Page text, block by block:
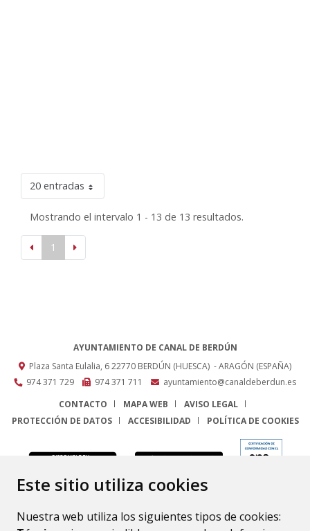
Este sitio utiliza cookies
Nuestra web utiliza los siguientes tipos de cookies:
20 entradas
Mostrando el intervalo 1 - 13 de 13 resultados.
1
AYUNTAMIENTO DE CANAL DE BERDÚN
Plaza Santa Eulalia, 622770 BERDÚN (HUESCA) - ARAGÓN (ESPAÑA)
974 371 729
974 371 711
ayuntamiento@canaldeberdun.es
CONTACTO
MAPA WEB
AVISO LEGAL
PROTECCIÓN DE DATOS
ACCESIBILIDAD POLÍTICA DE COOKIES